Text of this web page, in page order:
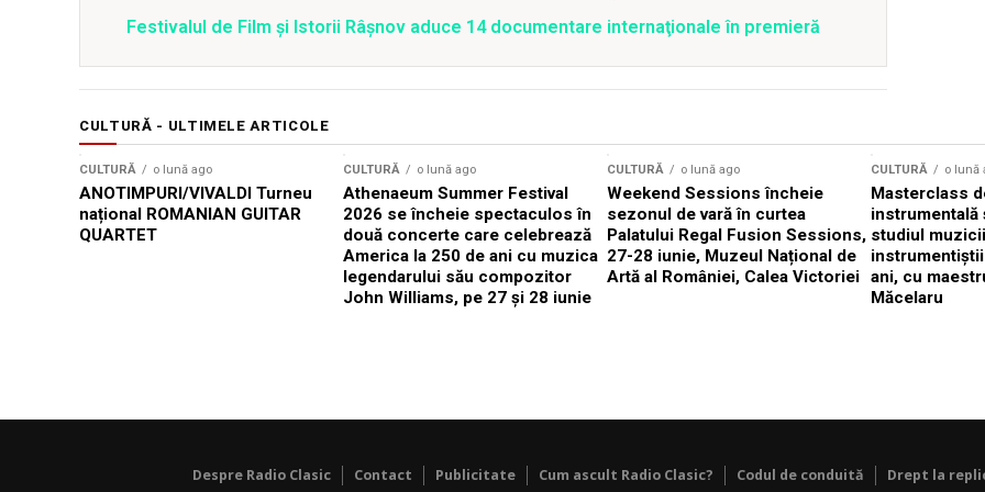
Festivalul de Film şi Istorii Râşnov aduce 14 documentare internaţionale în premieră
CULTURĂ - ULTIMELE ARTICOLE
CULTURĂ o lună ago
ANOTIMPURI/VIVALDI Turneu
național ROMANIAN GUITAR
QUARTET
CULTURĂ o lună ago
Athenaeum Summer Festival
2026 se încheie spectaculos în
două concerte care celebrează
America la 250 de ani cu muzica
legendarului său compozitor
John Williams, pe 27 și 28 iunie
CULTURĂ o lună ago
Weekend Sessions încheie
sezonul de vară în curtea
Palatului Regal Fusion Sessions,
27-28 iunie, Muzeul Național de
Artă al României, Calea Victoriei
CULTURĂ o lună
Masterclass
instrumentală
studiul
ani, cu
Măcelaru
Despre Radio Clasic Contact Publicitate Cum ascult Radio Clasic? Codul de conduită Drept la